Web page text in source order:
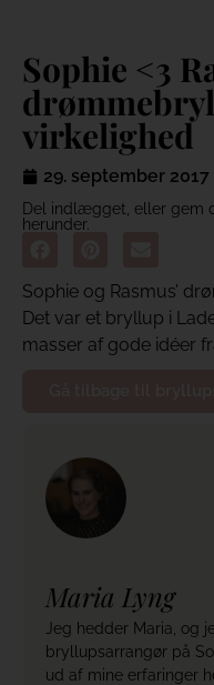
Sophie <3
virkelighed
29. september 2017
Del indlægget, eller gem
herunder.
Sophie og Rasmus’
Det var et bryllup i
masser af gode idéer
Maria Lyng
Jeg hedder Maria, og
bryllupsarrangør på
ud af mine erfaringer